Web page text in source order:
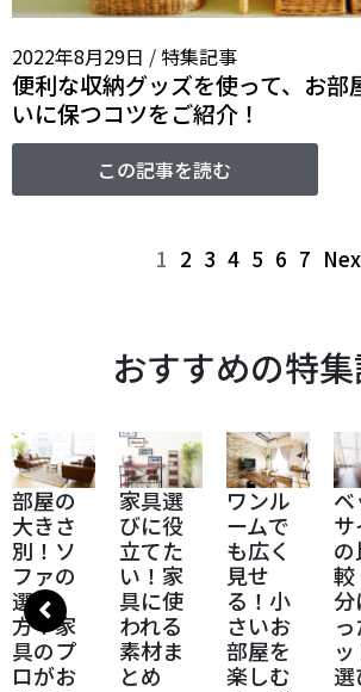
2022年8月29日 / 特集記事
便利な収納グッズを使って、お部
いに保つコツをご紹介！
この記事を読む
1 2 3 4 5 6 7
おすすめの特
家具選
びに役
立てた
い！家
具に使
われる
素材ま
とめ
ワンル
ームで
も広く
見せ
る！小
さいお
部屋を
楽しむ
ベッド
サイズ
の比
較！自
分に合
ったベ
ッドの
選び方
子
一
お
れ
具
う